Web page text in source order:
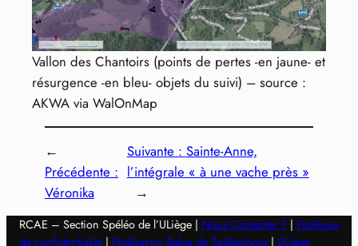
Vallon des Chantoirs (points de pertes -en jaune- et
résurgence -en bleu- objets du suivi) – source :
AKWA via WalOnMap
←
Précédente :
Véronika
Suivante : Sainte-Anne,
l’intégrale « à une vache près »
→
RCAE – Section Spéléo de l’ULiège | Nous Contacter ? | Politique
de confidentialité | Fédération Belge de Spéléologie | ULiège